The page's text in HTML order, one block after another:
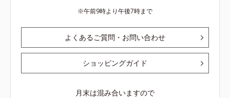
午前9時より午後7時まで
よくあるご質問・お問い合わせ
ショッピングガイド
月末は混み合いますので